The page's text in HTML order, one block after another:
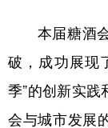
本届糖酒会
破，成功展现
季”的创新实践
会与城市发展